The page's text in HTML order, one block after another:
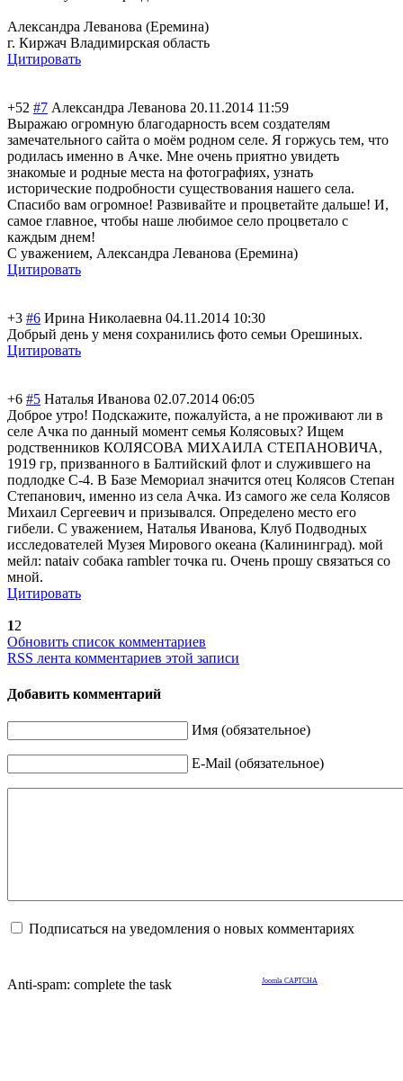
Александра Леванова (Еремина)
г. Киржач Владимирская область
Цитировать
+52 #7 Александра Леванова 20.11.2014 11:59
Выражаю огромную благодарность всем создателям
замечательного сайта о моём родном селе. Я горжусь тем, что
родилась именно в Ачке. Мне очень приятно увидеть
знакомые и родные места на фотографиях, узнать
исторические подробности существования нашего села.
Спасибо вам огромное! Развивайте и процветайте дальше! И,
самое главное, чтобы наше любимое село процветало с
каждым днем!
С уважением, Александра Леванова (Еремина)
Цитировать
+3 #6 Ирина Николаевна 04.11.2014 10:30
Добрый день у меня сохранились фото семьи Орешиных.
Цитировать
+6 #5 Наталья Иванова 02.07.2014 06:05
Доброе утро! Подскажите, пожалуйста, а не проживают ли в
селе Ачка по данный момент семья Колясовых? Ищем
родственников КОЛЯСОВА МИХАИЛА СТЕПАНОВИЧА,
1919 гр, призванного в Балтийский флот и служившего на
подлодке С-4. В Базе Мемориал значится отец Колясов Степан
Степанович, именно из села Ачка. Из самого же села Колясов
Михаил Сергеевич и призывался. Определено место его
гибели. С уважением, Наталья Иванова, Клуб Подводных
исследователей Музея Мирового океана (Калининград). мой
мейл: nataiv собака rambler точка ru. Очень прошу связаться со
мной.
Цитировать
12
Обновить список комментариев
RSS лента комментариев этой записи
Добавить комментарий
Имя (обязательное)
E-Mail (обязательное)
Подписаться на уведомления о новых комментариях
Anti-spam: complete the task Joomla CAPTCHA